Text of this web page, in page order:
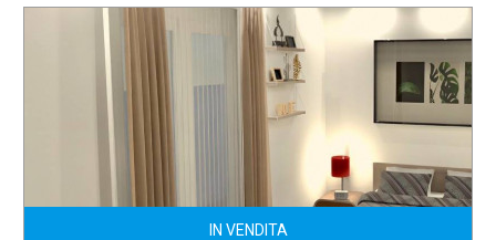
IN VENDITA